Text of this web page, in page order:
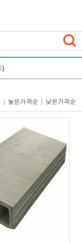
)
높은가격순 낮은가격순